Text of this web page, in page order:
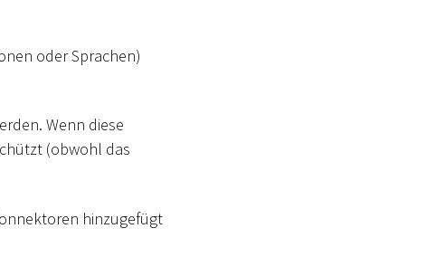
oder Sprachen)
Wenn diese
(obwohl das
hinzugefügt